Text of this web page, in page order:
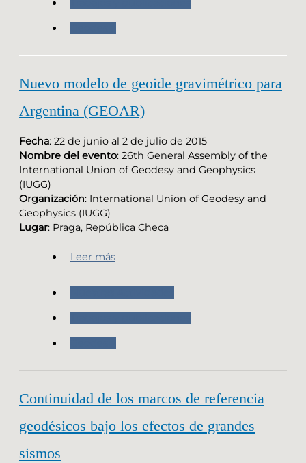
Nuevo modelo de geoide gravimétrico para
Argentina (GEOAR)
Fecha: 22 de junio al 2 de julio de 2015
Nombre del evento: 26th General Assembly of the
International Union of Geodesy and Geophysics
(IUGG)
Organización: International Union of Geodesy and
Geophysics (IUGG)
Lugar: Praga, República Checa
Leer más
Continuidad de los marcos de referencia
geodésicos bajo los efectos de grandes
sismos